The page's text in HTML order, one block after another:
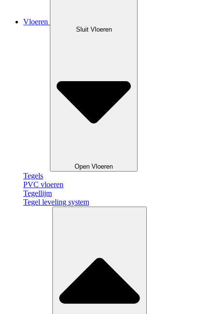
Vloeren
Sluit Vloeren
Open Vloeren
Tegels
PVC vloeren
Tegellijm
Tegel leveling system